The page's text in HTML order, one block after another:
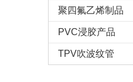
聚四氟乙烯制品
PVC浸胶产品
TPV吹波纹管